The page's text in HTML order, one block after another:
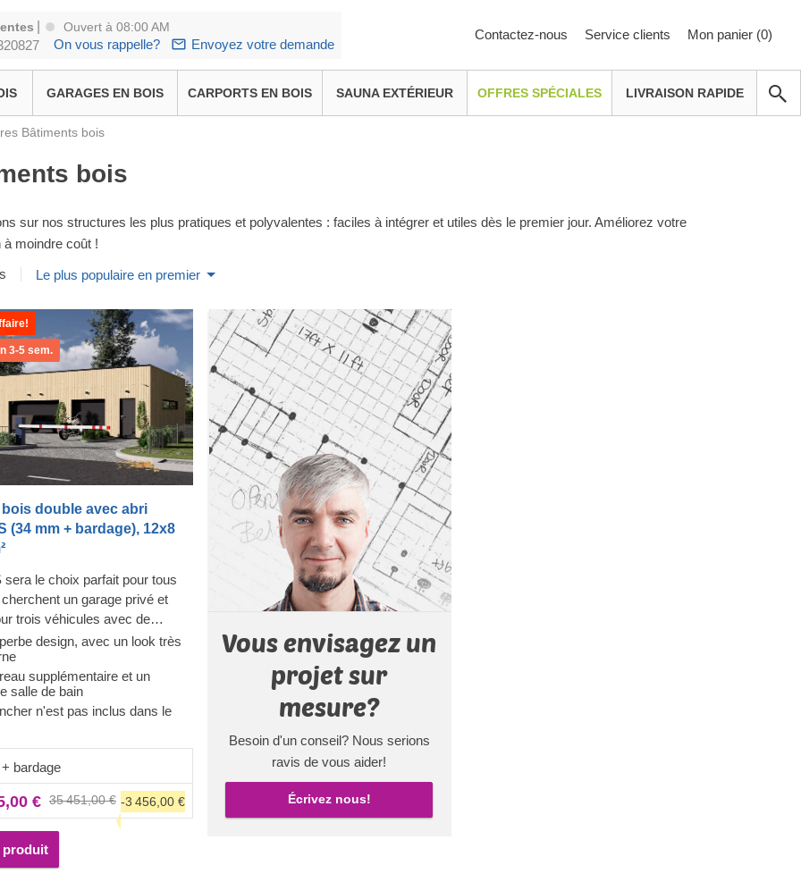
Ouvert à 08:00 AM
On vous rappelle? Envoyez votre demande
Contactez-nous Service clients Mon panier (0)
GARAGES EN BOIS CARPORTS EN BOIS SAUNA EXTÉRIEUR OFFRES SPÉCIALES LIVRAISON RAPIDE
Bâtiments bois
bois
sur nos structures les plus pratiques et polyvalentes : faciles à intégrer et utiles dès le premier jour. Améliorez votre
à moindre coût !
Le plus populaire en premier
3-5 sem.
bois double avec abri
(34 mm + bardage), 12x8
sera le choix parfait pour tous
un garage privé et
trois véhicules avec de
rangement ! Ce modèle offre
avec des entrées séparées :
de parking de 55 m² et un
26 m² juste à côté. En plus,
2 pièces supplémentaires
Le design est élégant
Rendez votre quotidien un
agréable avec SILVIA S !Le
modèle n'inclut pas le
design, avec un look très
supplémentaire et un
salle de bain
n'est pas inclus dans le
bardage
€ 35 451,00 € -3 456,00 €
produit
Vous envisagez un
projet sur
mesure?
Besoin d'un conseil? Nous serions
ravis de vous aider!
Écrivez nous!